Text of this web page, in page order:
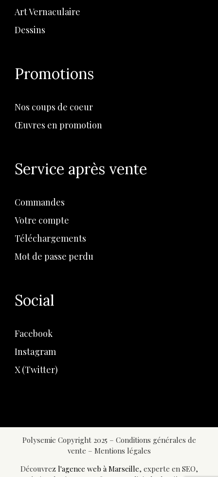
Art Vernaculaire
Dessins
Promotions
Nos coups de coeur
Œuvres en promotion
Service après vente
Commandes
Votre compte
Téléchargements
Mot de passe perdu
Social
Facebook
Instagram
X (Twitter)
Polysemie Copyright 2025 – Conditions générales de
vente – Mentions légales
Découvrez l'agence web à Marseille, experte en SEO,